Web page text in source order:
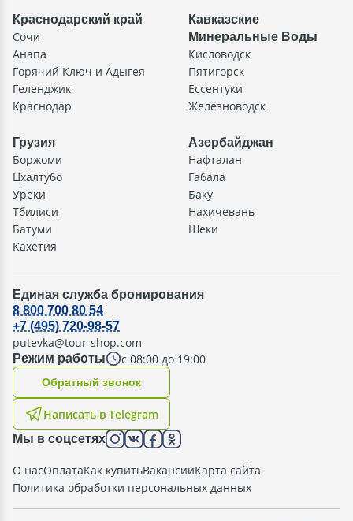
Краснодарский край
Сочи
Анапа
Горячий Ключ и Адыгея
Геленджик
Краснодар
Кавказские
Минеральные Воды
Кисловодск
Пятигорск
Ессентуки
Железноводск
Грузия
Боржоми
Цхалтубо
Уреки
Тбилиси
Батуми
Кахетия
Азербайджан
Нафталан
Габала
Баку
Нахичевань
Шеки
Единая служба бронирования
Режим работы с 08:00 до 19:00
8 800 700 80 54
+7 (495) 720-98-57
putevka@tour-shop.com
Написать в Telegram
Oбратный звонок
Мы в соцсетях
О насОплатаКак купитьВакансииКарта сайта
Политика обработки персональных данных